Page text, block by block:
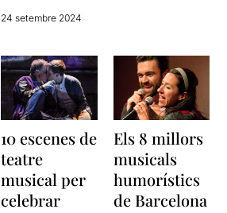
24 setembre 2024
10 escenes de
teatre
musical per
celebrar
Els 8 millors
musicals
humorístics
de Barcelona